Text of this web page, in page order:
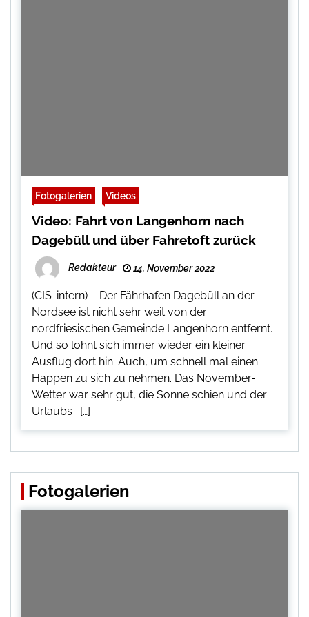
Fotogalerien Videos
Video: Fahrt von Langenhorn nach
Dagebüll und über Fahretoft zurück
Redakteur 14. November 2022
(CIS-intern) – Der Fährhafen Dagebüll an der
Nordsee ist nicht sehr weit von der
nordfriesischen Gemeinde Langenhorn entfernt.
Und so lohnt sich immer wieder ein kleiner
Ausflug dort hin. Auch, um schnell mal einen
Happen zu sich zu nehmen. Das November-
Wetter war sehr gut, die Sonne schien und der
Urlaubs- […]
Fotogalerien